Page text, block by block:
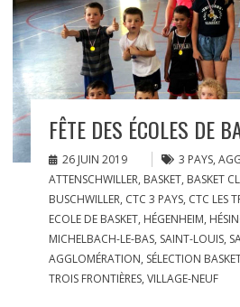
FÊTE DES ÉCOLES DE
26 JUIN 2019 3 PAYS,
ATTENSCHWILLER, BASKET, BASKET
BUSCHWILLER, CTC 3 PAYS, CTC LES
ECOLE DE BASKET, HÉGENHEIM,
MICHELBACH-LE-BAS, SAINT-LOUIS,
AGGLOMÉRATION, SÉLECTION
TROIS FRONTIÈRES, VILLAGE-NEUF